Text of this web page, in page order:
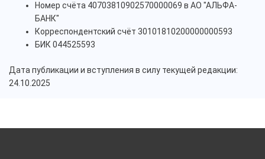
Номер счёта 40703810902570000069 в АО "АЛЬФА-
БАНК"
Корреспондентский счёт 30101810200000000593
БИК 044525593
Дата публикации и вступления в силу текущей редакции:
24.10.2025